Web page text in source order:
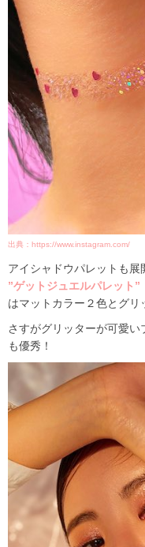
出典：https://www.instagram.com/
アイシャドウパレットも展
”ゲットジュエルパレット”
はマットカラー２色とグリ
さすがグリッターが可愛
も優秀！